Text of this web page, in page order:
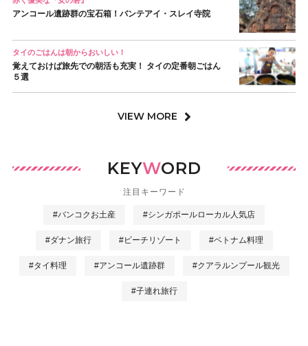
アンコール遺跡群の宝石箱！バンテアイ・スレイ寺院
タイのごはんは朝からおいしい！
覚えておけば旅先での朝活も充実！ タイの定番朝ごはん
５選
VIEW MORE
KEYWORD
注目キーワード
#バンコクお土産 #シンガポールローカル人気店
#ダナン旅行 #ビーチリゾート #ベトナム料理
#タイ料理 #アンコール遺跡群 #クアラルンプール観光
#子連れ旅行